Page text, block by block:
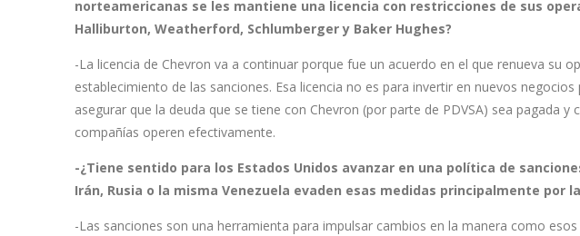
norteamericanas se les mantiene una licencia con restricciones de sus
Halliburton, Weatherford, Schlumberger y Baker Hughes?
-La licencia de Chevron va a continuar porque fue un acuerdo en el que renueva su
establecimiento de las sanciones. Esa licencia no es para invertir en nuevos
asegurar que la deuda que se tiene con Chevron (por parte de PDVSA) sea pagada
compañías operen efectivamente.
-¿Tiene sentido para los Estados Unidos avanzar en una política de
Irán, Rusia o la misma Venezuela evaden esas medidas principalmente por
-Las sanciones son una herramienta para impulsar cambios en la manera como